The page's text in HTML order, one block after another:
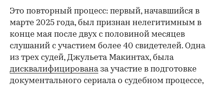
Это повторный процесс: первый, начавшийся в
марте 2025 года, был признан нелегитимным в
конце мая после двух с половиной месяцев
слушаний с участием более 40 свидетелей. Одна
из трех судей, Джульета Макинтах, была
дисквалифицированаза участие в подготовке
документального сериала о судебном процессе,